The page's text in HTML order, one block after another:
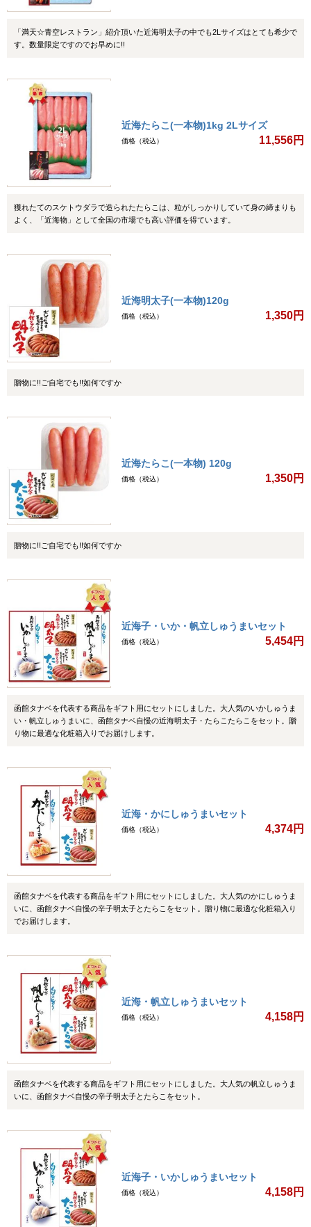
「満天☆青空レストラン」紹介頂いた近海明太子の中でも2Lサイズはとても希少で
す。数量限定ですのでお早めに!!
近海たらこ(一本物)1kg 2Lサイズ
価格（税込） 11,556円
獲れたてのスケトウダラで造られたたらこは、粒がしっかりしていて身の締まりも
よく、「近海物」として全国の市場でも高い評価を得ています。
近海明太子(一本物)120g
価格（税込） 1,350円
贈物に!!ご自宅でも!!如何ですか
近海たらこ(一本物) 120g
価格（税込） 1,350円
贈物に!!ご自宅でも!!如何ですか
近海子・いか・帆立しゅうまいセット
価格（税込） 5,454円
函館タナベを代表する商品をギフト用にセットにしました。大人気のいかしゅうま
い・帆立しゅうまいに、函館タナベ自慢の近海明太子・たらこたらこをセット。贈
り物に最適な化粧箱入りでお届けします。
近海・かにしゅうまいセット
価格（税込） 4,374円
函館タナベを代表する商品をギフト用にセットにしました。大人気のかにしゅうま
いに、函館タナベ自慢の辛子明太子とたらこをセット。贈り物に最適な化粧箱入り
でお届けします。
近海・帆立しゅうまいセット
価格（税込） 4,158円
函館タナベを代表する商品をギフト用にセットにしました。大人気の帆立しゅうま
いに、函館タナベ自慢の辛子明太子とたらこをセット。
近海子・いかしゅうまいセット
価格（税込） 4,158円